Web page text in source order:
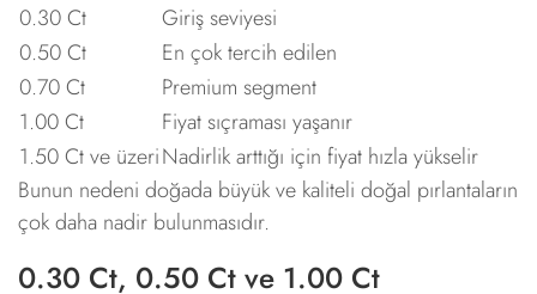
0.30 Ct
Giriş seviyesi
0.50 Ct
En çok tercih edilen
0.70 Ct
Premium segment
1.00 Ct
Fiyat sıçraması yaşanır
1.50 Ct ve üzeriNadirlik arttığı için fiyat hızla yükselir
Bunun nedeni doğada büyük ve kaliteli doğal pırlantaların
çok daha nadir bulunmasıdır.
0.30 Ct, 0.50 Ct ve 1.00 Ct